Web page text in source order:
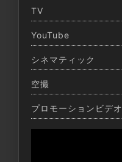
TV
YouTube
シネマティック
空撮
プロモーションビデオ